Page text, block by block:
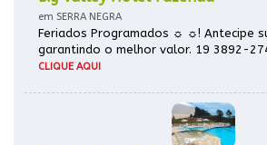
em SERRA NEGRA
Feriados Programados ☼ ☼! Antecipe
garantindo o melhor valor. 19 3892-
CLIQUE AQUI